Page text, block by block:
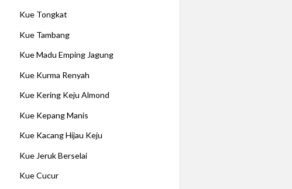
Kue Tongkat
Kue Tambang
Kue Madu Emping Jagung
Kue Kurma Renyah
Kue Kering Keju Almond
Kue Kepang Manis
Kue Kacang Hijau Keju
Kue Jeruk Berselai
Kue Cucur